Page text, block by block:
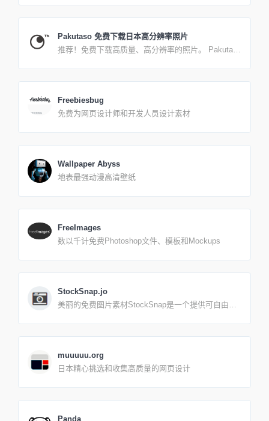
有图片并用于任何非商业目的。 一些图片是我们在网
上找到的，只是放在目录中，一些PNG图片是我们自
alpha 透明背景的免费 PNG 图像。所有图像都是免费
的，具有最佳分辨率和质量。
Pakutaso 免费下载日本高分辨率照片
推荐！免费下载高质量、高分辨率的照片。 Pakuta的
我们不处理无版权 (CC0) 和二次分发或来源未知的照
片。 照片在每张照片得到管理层确认后发布。我们努
“稀有价值”和“热门话题”。
Freebiesbug
免费为网页设计师和开发人员设计素材
Wallpaper Abyss
地表最强动漫高清壁纸
FreeImages
数以千计免费Photoshop文件、模板和Mockups
StockSnap.jo
美丽的免费图片素材StockSnap是一个提供可自由下
组成，提供丰富的免费照片，随意使用无需授权。
muuuuu.org
日本精心挑选和收集高质量的网页设计
Panda